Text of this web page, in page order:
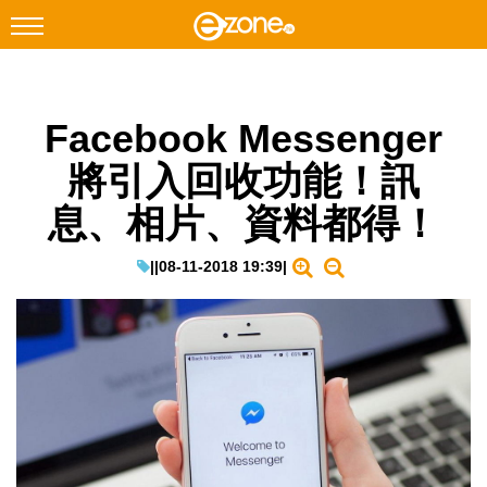
Facebook Instagram
科技焦點
網絡生活
教學評測
EduTech
生成式AI與雲端應用
Enterprise Digital Transformation
Facebook Messenger
將引入回收功能！訊
息、相片、資料都得！
||08-11-2018 19:39|